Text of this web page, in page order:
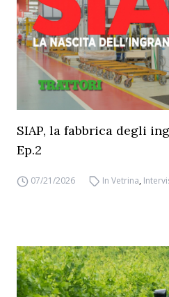
SIAP, la fabbrica degli
Ep.2
07/21/2026 In Vetrina,